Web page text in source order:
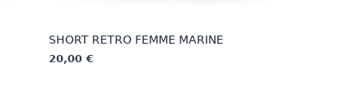
SHORT RETRO FEMME MARINE
20,00 €